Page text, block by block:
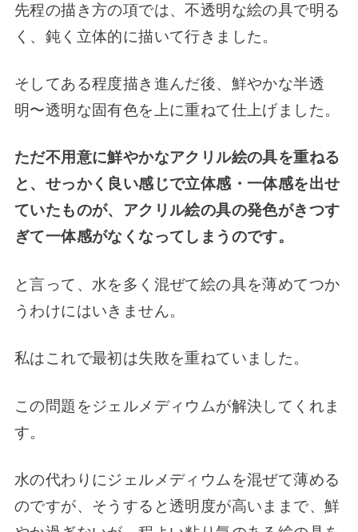
先程の描き方の項では、不透明な絵の具で明る
く、鈍く立体的に描いて行きました。
そしてある程度描き進んだ後、鮮やかな半透
明〜透明な固有色を上に重ねて仕上げました。
ただ不用意に鮮やかなアクリル絵の具を重ねる
と、せっかく良い感じで立体感・一体感を出せ
ていたものが、アクリル絵の具の発色がきつす
ぎて一体感がなくなってしまうのです。
と言って、水を多く混ぜて絵の具を薄めてつか
うわけにはいきません。
私はこれで最初は失敗を重ねていました。
この問題をジェルメディウムが解決してくれま
す。
水の代わりにジェルメディウムを混ぜて薄める
のですが、そうすると透明度が高いままで、鮮